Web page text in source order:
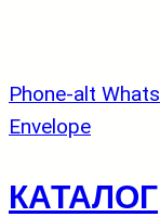
Phone-alt
Envelope
КАТАЛОГ